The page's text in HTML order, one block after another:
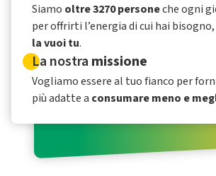
Siamo oltre 3270 personeche ogni
per offrirti l’energia di cui hai
la vuoi tu.
La nostra missione
Vogliamo essere al tuo fianco per
più adatte a consumare meno e